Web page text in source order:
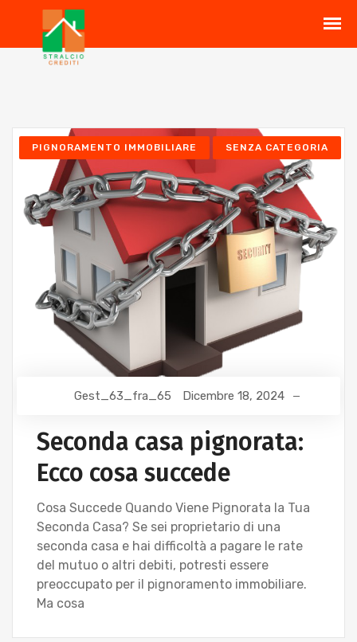
PIGNORAMENTO IMMOBILIARE SENZA CATEGORIA
Gest_63_fra_65 Dicembre 18, 2024
Seconda casa pignorata:
Ecco cosa succede
Cosa Succede Quando Viene Pignorata la Tua
Seconda Casa? Se sei proprietario di una
seconda casa e hai difficoltà a pagare le rate
del mutuo o altri debiti, potresti essere
preoccupato per il pignoramento immobiliare.
Ma cosa